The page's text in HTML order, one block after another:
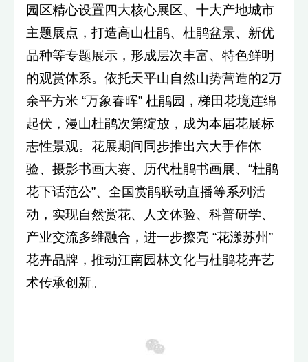
园区精心设置四大核心展区、十大产地城市
主题展点，打造高山杜鹃、杜鹃盆景、新优
品种等专题展示，形成层次丰富、特色鲜明
的观赏体系。依托天平山自然山势营造的2万
余平方米 “万象春晖” 杜鹃园，梯田花境连绵
起伏，漫山杜鹃次第绽放，成为本届花展标
志性景观。花展期间同步推出六大手作体
验、摄影书画大赛、历代杜鹃书画展、“杜鹃
花下话范公”、全国赏鹃联动直播等系列活
动，实现自然赏花、人文体验、科普研学、
产业交流多维融合，进一步擦亮 “花漾苏州”
花卉品牌，推动江南园林文化与杜鹃花卉艺
术传承创新。